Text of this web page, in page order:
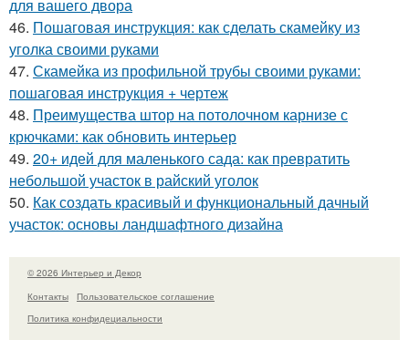
для вашего двора
46. Пошаговая инструкция: как сделать скамейку из
уголка своими руками
47. Скамейка из профильной трубы своими руками:
пошаговая инструкция + чертеж
48. Преимущества штор на потолочном карнизе с
крючками: как обновить интерьер
49. 20+ идей для маленького сада: как превратить
небольшой участок в райский уголок
50. Как создать красивый и функциональный дачный
участок: основы ландшафтного дизайна
© 2026 Интерьер и Декор
Контакты
Пользовательское соглашение
Политика конфидециальности